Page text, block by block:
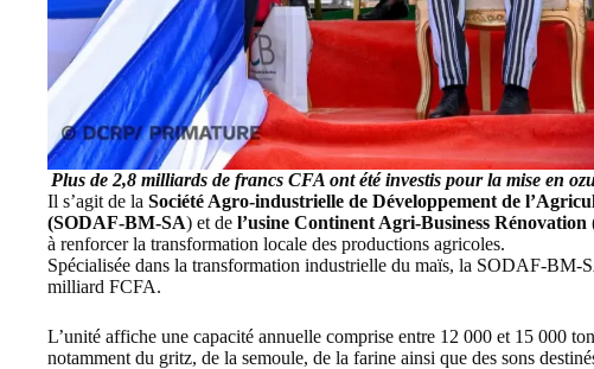
Plus de 2,8 milliards de francs CFA ont été investis pour la mise en
Il s’agit de la Société Agro-industrielle de Développement de
(SODAF-BM-SA) et de l’usine Continent Agri-Business
à renforcer la transformation locale des productions agricoles.
Spécialisée dans la transformation industrielle du maïs, la SODAF-BM-
milliard FCFA.
L’unité affiche une capacité annuelle comprise entre 12 000 et 15 000
notamment du gritz, de la semoule, de la farine ainsi que des sons